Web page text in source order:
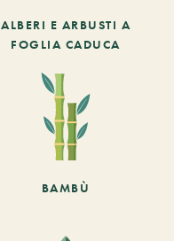
ALBERI E ARBUSTI A
FOGLIA CADUCA
BAMBÙ